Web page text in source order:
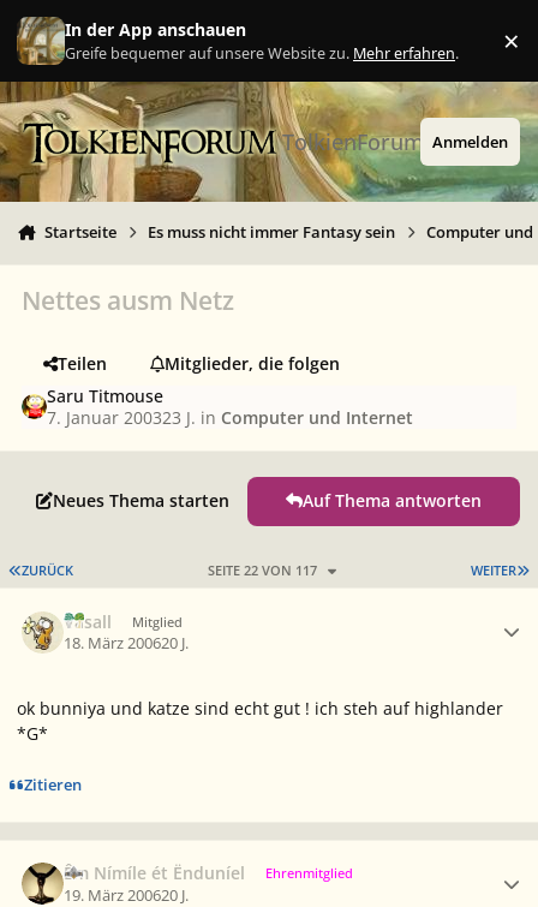
Zu Inhalt springen
In der App anschauen
Greife bequemer auf unsere Website zu. Mehr erfahren. ×
TolkienForum Anmelden
Startseite Es muss nicht immer Fantasy sein Computer
Nettes ausm Netz
Teilen
Mitglieder, die folgen
Saru Titmouse
7. Januar 200323 J. in Computer und Internet
Neues Thema starten Auf Thema antworten
ERSTE SEITE
ZURÜCK WEITER
SEITE 22 VON 117
Vasall Mitglied
18. März 200620 J.
ok bunniya und katze sind echt gut ! ich steh auf highlander
*G*
Zitieren
Êm Nímíle ét Ënduníel Ehrenmitglied
19. März 200620 J.